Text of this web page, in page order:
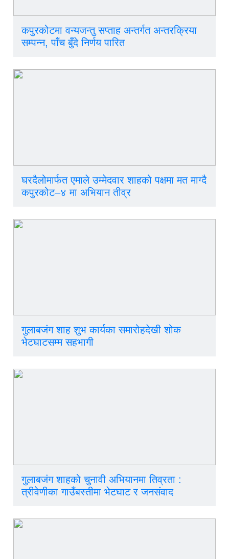
कपुरकोटमा वन्यजन्तु सप्ताह अन्तर्गत अन्तरक्रिया
सम्पन्न, पाँच बुँदे निर्णय पारित
घरदैलोमार्फत एमाले उम्मेदवार शाहको पक्षमा मत माग्दै
कपुरकोट–४ मा अभियान तीव्र
गुलाबजंग शाह शुभ कार्यका समारोहदेखी शोक
भेटघाटसम्म सहभागी
गुलाबजंग शाहको चुनावी अभियानमा तिव्रता :
त्रीवेणीका गाउँबस्तीमा भेटघाट र जनसंवाद